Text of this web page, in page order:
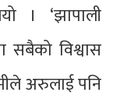
। ‘झापाली
सबैको विश्वास
अरुलाई पनि